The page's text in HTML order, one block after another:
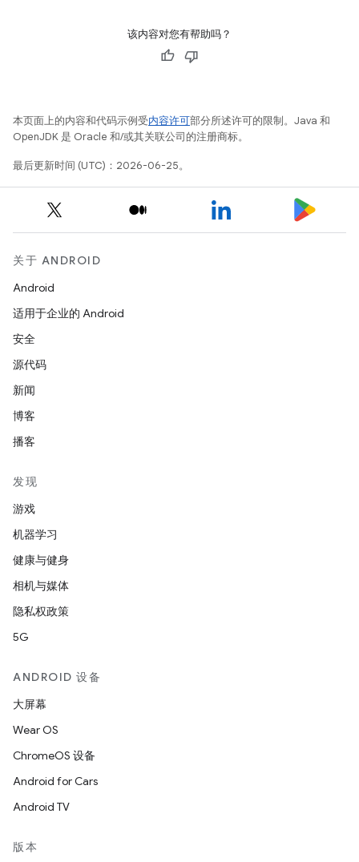
该内容对您有帮助吗？
本页面上的内容和代码示例受内容许可部分所述许可的限制。Java 和
OpenJDK 是 Oracle 和/或其关联公司的注册商标。
最后更新时间 (UTC)：2026-06-25。
关于 ANDROID
Android
适用于企业的 Android
安全
源代码
新闻
博客
播客
发现
游戏
机器学习
健康与健身
相机与媒体
隐私权政策
5G
ANDROID 设备
大屏幕
Wear OS
ChromeOS 设备
Android for Cars
Android TV
版本